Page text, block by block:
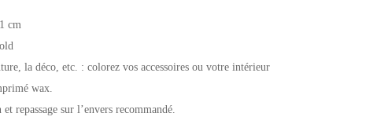
cm
la déco, etc. : colorez vos accessoires ou votre intérieur
wax.
repassage sur l’envers recommandé.